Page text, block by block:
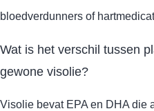
bloedverdunners of
Wat is het verschil tussen
gewone visolie?
Visolie bevat EPA en DHA die